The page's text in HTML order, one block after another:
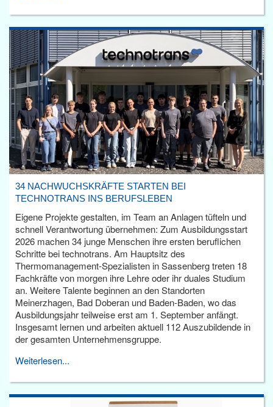
34 NACHWUCHSKRÄFTE STARTEN BEI
TECHNOTRANS INS BERUFSLEBEN
Eigene Projekte gestalten, im Team an Anlagen tüfteln und
schnell Verantwortung übernehmen: Zum Ausbildungsstart
2026 machen 34 junge Menschen ihre ersten beruflichen
Schritte bei technotrans. Am Hauptsitz des
Thermomanagement-Spezialisten in Sassenberg treten 18
Fachkräfte von morgen ihre Lehre oder ihr duales Studium
an. Weitere Talente beginnen an den Standorten
Meinerzhagen, Bad Doberan und Baden-Baden, wo das
Ausbildungsjahr teilweise erst am 1. September anfängt.
Insgesamt lernen und arbeiten aktuell 112 Auszubildende in
der gesamten Unternehmensgruppe.
Weiterlesen...